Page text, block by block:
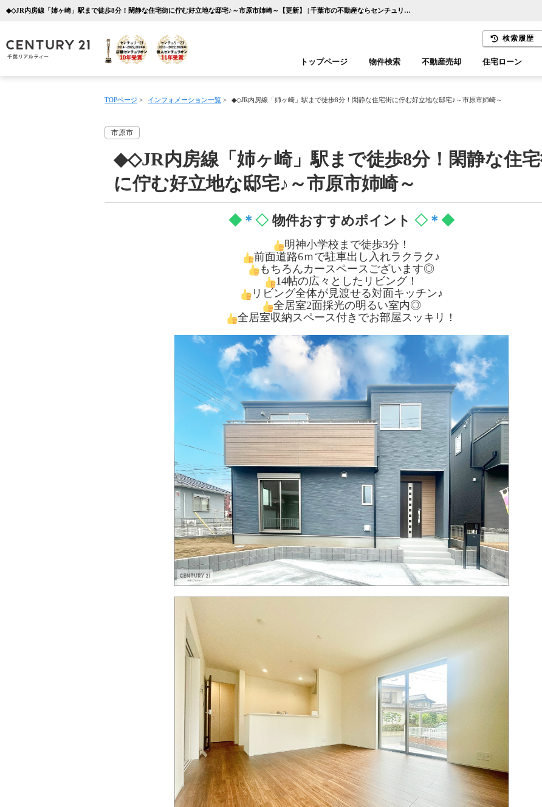
◆◇JR内房線「姉ヶ崎」駅まで徒歩8分！閑静な住宅街に佇む好立地な邸宅♪～市原市姉崎～【更新】 | 千葉市の不動産ならセンチュリー21千葉リアルティー
検索履歴
トップページ 物件検索
千葉エリア 木更津エリア
不動産売却 住宅ローン
TOPページ > インフォメーション一覧 > ◆◇JR内房線「姉ヶ崎」駅まで徒歩8分！閑静な住宅街に佇む好立地な邸宅♪～市原市姉崎～
市原市
◆◇JR内房線「姉ヶ崎」駅まで徒歩8分！閑静な住
に佇む好立地な邸宅♪～市原市姉崎～
◆＊ ◇物件おすすめポイント ◇＊ ◆
明神小学校まで徒歩3分！
前面道路6ｍで駐車出し入れラクラク♪
もちろんカースペースございます◎
14帖の広々としたリビング！
リビング全体が見渡せる対面キッチン♪
全居室2面採光の明るい室内◎
全居室収納スペース付きでお部屋スッキリ！